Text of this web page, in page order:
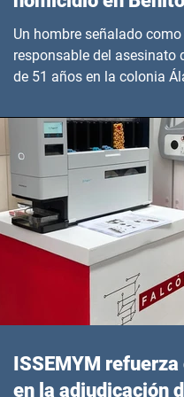
Un hombre señalado
responsable del asesinato
de 51 años en la colonia
ISSEMYM
en la adjudicación